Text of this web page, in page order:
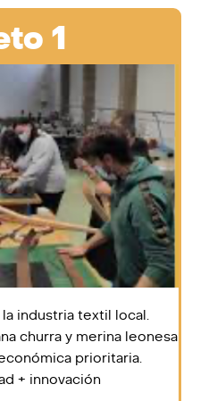
1
industria textil local.
churra y merina leonesa
prioritaria.
+ innovación